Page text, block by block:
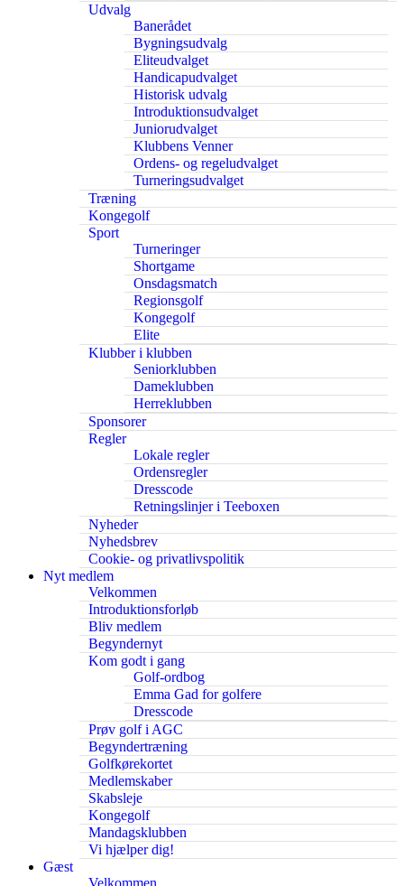
Udvalg
Banerådet
Bygningsudvalg
Eliteudvalget
Handicapudvalget
Historisk udvalg
Introduktionsudvalget
Juniorudvalget
Klubbens Venner
Ordens- og regeludvalget
Turneringsudvalget
Træning
Kongegolf
Sport
Turneringer
Shortgame
Onsdagsmatch
Regionsgolf
Kongegolf
Elite
Klubber i klubben
Seniorklubben
Dameklubben
Herreklubben
Sponsorer
Regler
Lokale regler
Ordensregler
Dresscode
Retningslinjer i Teeboxen
Nyheder
Nyhedsbrev
Cookie- og privatlivspolitik
Nyt medlem
Velkommen
Introduktionsforløb
Bliv medlem
Begyndernyt
Kom godt i gang
Golf-ordbog
Emma Gad for golfere
Dresscode
Prøv golf i AGC
Begyndertræning
Golfkørekortet
Medlemskaber
Skabsleje
Kongegolf
Mandagsklubben
Vi hjælper dig!
Gæst
Velkommen